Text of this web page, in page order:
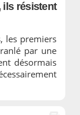
ils résistent
les premiers
par une
désormais